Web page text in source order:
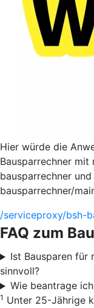
Hier würde die
Bausparrechner
bausparrechner
bausparrechner/
/serviceproxy/bsh-
FAQ zum
Ist Bausparen für
sinnvoll?
Wie beantrage
1 Unter 25-Jährige